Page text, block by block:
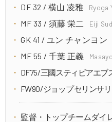
DF 32 / 横山 凌雅 Ryoga
MF 33 / 須藤 栄二 Eiji
GK 41 / ユン チャンヨン
MF 55 / 千葉 正義
DF 75 / 三國スティビアエブ
FW 90 / ジョップ セリンサ
監督・トップチームダイ